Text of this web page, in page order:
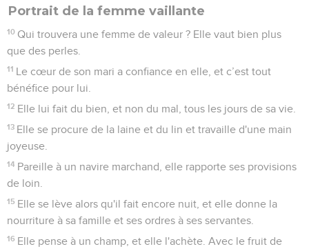
Portrait de la femme vaillante
10 Qui trouvera une femme de valeur ? Elle vaut bien plus
que des perles.
11 Le cœur de son mari a confiance en elle, et c’est tout
bénéfice pour lui.
12 Elle lui fait du bien, et non du mal, tous les jours de sa vie.
13 Elle se procure de la laine et du lin et travaille d'une main
joyeuse.
14 Pareille à un navire marchand, elle rapporte ses provisions
de loin.
15 Elle se lève alors qu'il fait encore nuit, et elle donne la
nourriture à sa famille et ses ordres à ses servantes.
16 Elle pense à un champ, et elle l'achète. Avec le fruit de